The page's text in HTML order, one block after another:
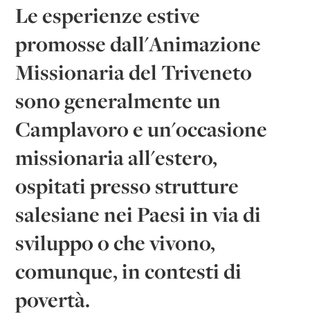
Le esperienze estive
promosse dall'Animazione
Missionaria del Triveneto
sono generalmente un
Camplavoro e un'occasione
missionaria all'estero,
ospitati presso strutture
salesiane nei Paesi in via di
sviluppo o che vivono,
comunque, in contesti di
povertà.